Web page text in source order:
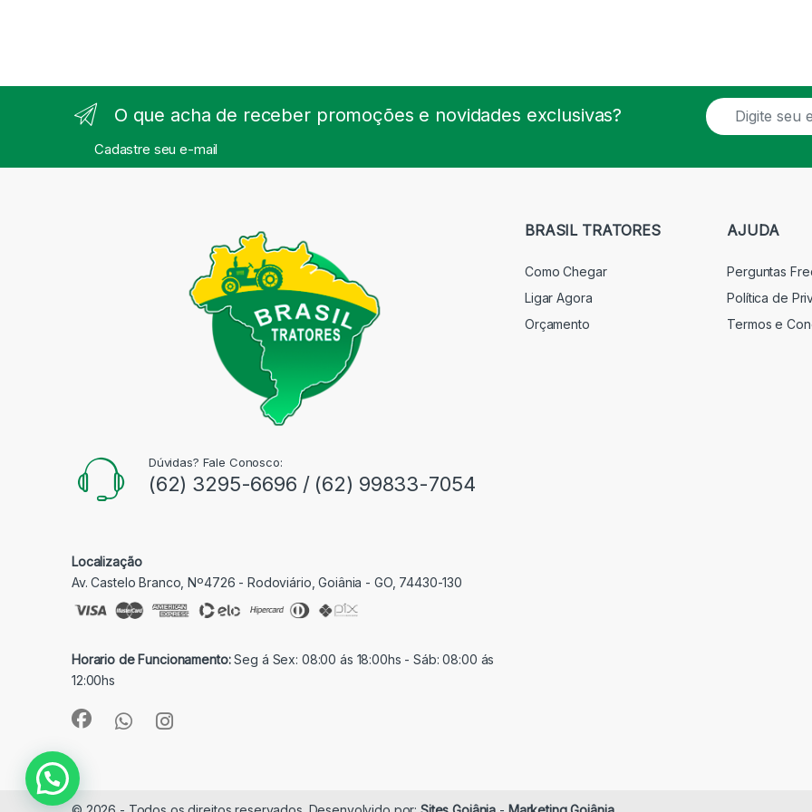
O que acha de receber promoções e novidades exclusivas?
Cadastre seu e-mail
E
m
Dúvidas? Fale Conosco:
(62) 3295-6696 / (62) 99833-7054
Localização
Av. Castelo Branco, Nº4726 - Rodoviário, Goiânia - GO, 74430-130
Horario de Funcionamento:Seg á Sex: 08:00 ás 18:00hs - Sáb: 08:00 ás
12:00hs
BRASIL TRATORES
Como Chegar
Ligar Agora
Orçamento
AJUDA
Perguntas
Política de
Termos e